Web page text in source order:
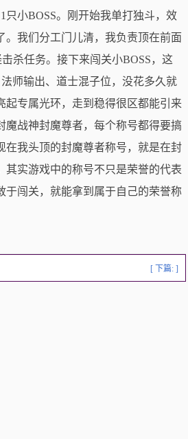
只小BOSS。刚开始我单打独斗，效
我们分工门儿清，我负责顶在前面
杀任务。接下来闯关小BOSS，这
师输出、道士混子位，没花多久就
专属光环，走到稳得很区都能引来
魔战神封魔尊者，每个称号都得要搞
在我头顶的封魔尊者称号，就是在封
实游戏中的称号不只是荣誉的代表
闯关，就能拿到属于自己的荣誉称
[ 下篇: ]